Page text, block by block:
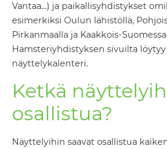
Vantaa…) ja paikallisyhdistykset
esimerkiksi Oulun lähistöllä,
Pirkanmaalla ja Kaakkois-
Hamsteriyhdistyksen sivuilta
näyttelykalenteri.
Ketkä
osallistua?
Näyttelyihin saavat osallistua